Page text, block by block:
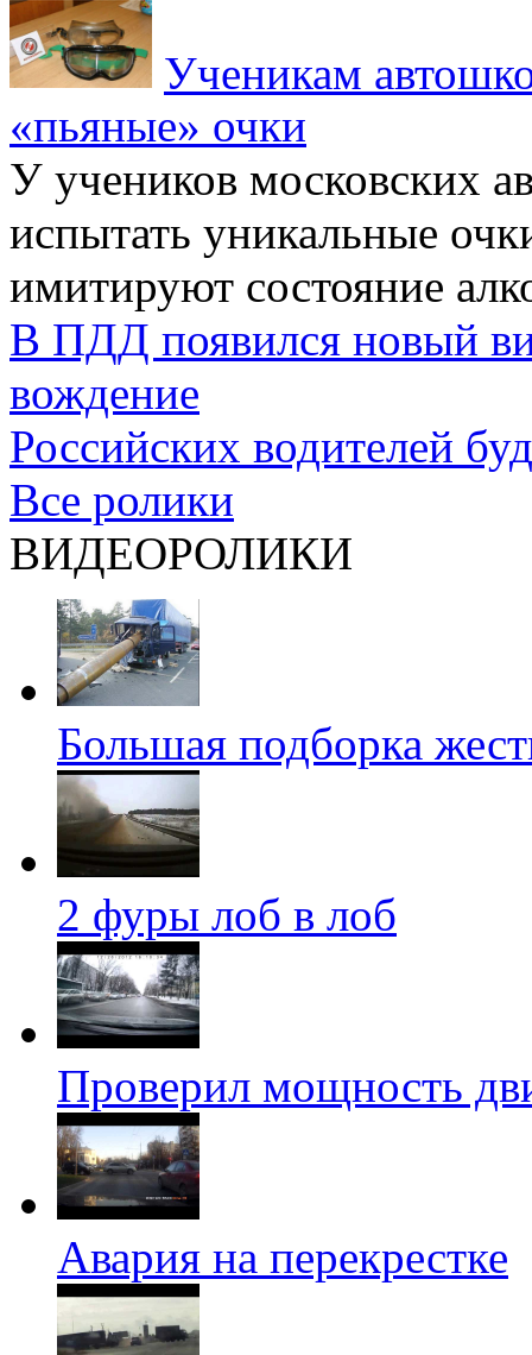
Ученикам
«пьяные» очки
У учеников московских
испытать уникальные
имитируют состояние
В ПДД появился новый
вождение
Российских водителей
Все ролики
ВИДЕОРОЛИКИ
Большая подборка
2 фуры лоб в лоб
Проверил мощность
Авария на перекрестке